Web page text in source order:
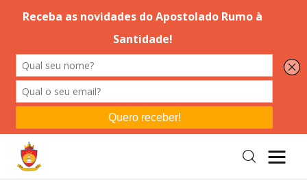
Editorial
Orações